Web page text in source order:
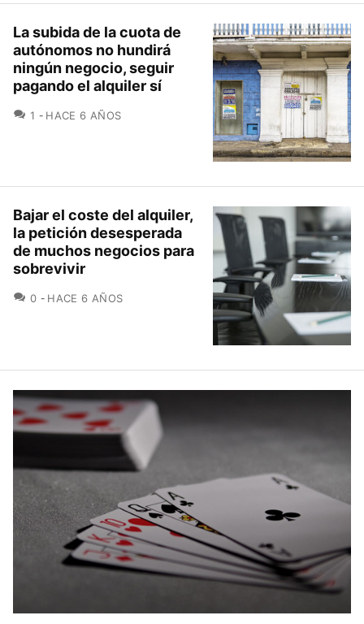
La subida de la cuota de
autónomos no hundirá
ningún negocio, seguir
pagando el alquiler sí
1 COMENTARIOS
HACE 6 AÑOS
Bajar el coste del alquiler,
la petición desesperada
de muchos negocios para
sobrevivir
0 COMENTARIOS
HACE 6 AÑOS